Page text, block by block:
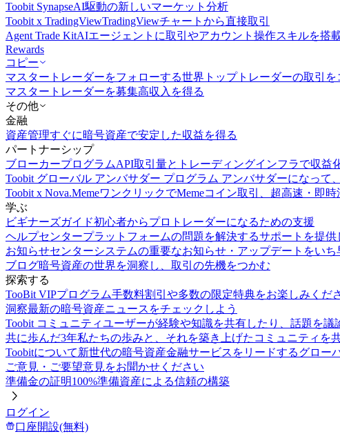
Toobit SynapseAI駆動の新しいマーケット分析
Toobit x TradingViewTradingViewチャートから直接取引
Agent Trade KitAIエージェントに取引やアカウント操作スキルを搭
Rewards
コピー
マスタートレーダーをフォローする世界トップトレーダーの取引を
マスタートレーダーを募集高収入を得る
その他
金融
資産管理すぐに暗号資産で安定した収益を得る
パートナーシップ
ブローカープログラムAPI取引量とトレーディングインフラで収益
Toobit グローバル アンバサダー プログラム アンバサダーになって
Toobit x Nova.MemeワンクリックでMemeコイン取引、超高速・即
学ぶ
ビギナーズガイド初心者からプロトレーダーになるための支援
ヘルプセンタープラットフォームの問題を解決するサポートを提供
お知らせセンターシステムの重要なお知らせ・アップデートをいち
ブログ暗号資産の世界を洞察し、取引の先機をつかむ
探索する
TooBit VIPプログラム手数料割引や多数の限定特典をお楽しみくだ
洞察最新の暗号資産ニュースをチェックしよう
Toobit コミュニティユーザーが経験や知識を共有したり、話題を議
共に歩んだ3年私たちの歩みと、それを築き上げたコミュニティを
Toobitについて新世代の暗号資産金融サービスをリードするグロー
ご意見・ご要望意見をお聞かせください
準備金の証明100%準備資産による信頼の構築
ログイン
口座開設(無料)